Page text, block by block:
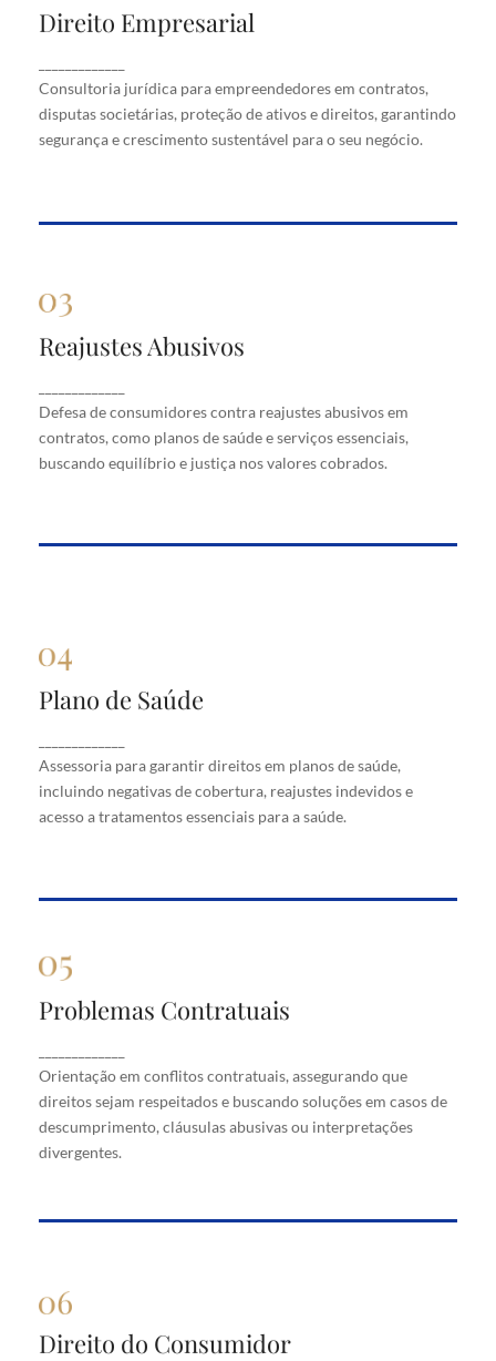
Direito Empresarial
Consultoria jurídica para empreendedores em contratos,
disputas societárias, proteção de ativos e direitos, garantindo
segurança e crescimento sustentável para o seu negócio.
Direito Empresarial
contratos, disputas societárias, proteção de ativos
e direitos, garantindo segurança e crescimento
sustentável para o seu negócio.
Reajustes Abusivos
Defesa de consumidores contra reajustes abusivos em
contratos, como planos de saúde e serviços essenciais,
buscando equilíbrio e justiça nos valores cobrados.
Reajustes Abusivos
em contratos, como planos de saúde e serviços
essenciais, buscando equilíbrio e justiça nos valores
cobrados.
Plano de Saúde
Assessoria para garantir direitos em planos de saúde,
incluindo negativas de cobertura, reajustes indevidos e
acesso a tratamentos essenciais para a saúde.
Plano de Saúde
saúde, incluindo negativas de cobertura, reajustes
indevidos e acesso a tratamentos essenciais para a
saúde.
Problemas Contratuais
Orientação em conflitos contratuais, assegurando que
direitos sejam respeitados e buscando soluções em casos de
descumprimento, cláusulas abusivas ou interpretações
divergentes.
Problemas Contratuais
que direitos sejam respeitados e buscando soluções
em casos de descumprimento, cláusulas abusivas
ou interpretações divergentes.
Direito do Consumidor
Direito do Consumidor